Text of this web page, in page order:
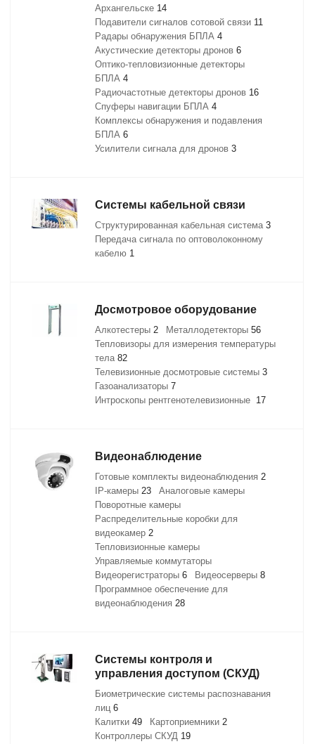
Архангельске 14
Подавители сигналов сотовой связи 11
Радары обнаружения БПЛА 4
Акустические детекторы дронов 6
Оптико-тепловизионные детекторы
БПЛА 4
Радиочастотные детекторы дронов 16
Спуферы навигации БПЛА 4
Комплексы обнаружения и подавления
БПЛА 6
Усилители сигнала для дронов 3
Системы кабельной связи
Структурированная кабельная система 3
Передача сигнала по оптоволоконному
кабелю 1
Досмотровое оборудование
Алкотестеры 2 Металлодетекторы 56
Тепловизоры для измерения температуры
тела 82
Телевизионные досмотровые системы 3
Газоанализаторы 7
Интроскопы рентгенотелевизионные 17
Видеонаблюдение
Готовые комплекты видеонаблюдения 2
IP-камеры 23
Аналоговые камеры
Поворотные камеры
Распределительные коробки для
видеокамер 2
Тепловизионные камеры
Управляемые коммутаторы
Видеорегистраторы 6 Видеосерверы 8
Программное обеспечение для
видеонаблюдения 28
Системы контроля и
управления доступом (СКУД)
Биометрические системы распознавания
лиц 6
Калитки 49 Картоприемники 2
Контроллеры СКУД 19